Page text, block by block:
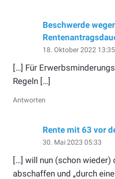
Beschwerde
18. Oktober 2022 13:35
[…] Für
Regeln […]
Antworten
Rente mit 63 vor
30. Mai 2023 05:33
[…] will nun (schon wieder)
abschaffen und „durch